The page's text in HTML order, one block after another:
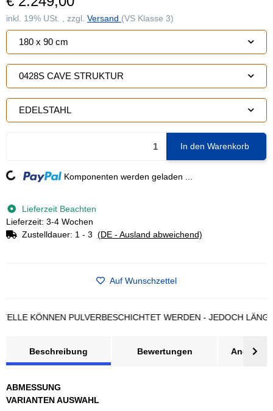
inkl. 19% USt. , zzgl. Versand (VS Klasse 3)
180 x 90 cm
0428S CAVE STRUKTUR
EDELSTAHL
In den Warenkorb
Loading... Komponenten werden geladen ...
Lieferzeit Beachten
Lieferzeit: 3-4 Wochen
Zustelldauer: 1 - 3 (DE - Ausland abweichend)
Auf Wunschzettel
KÖNNEN PULVERBESCHICHTET WERDEN - JEDOCH LÄNGERE
Beschreibung Bewertungen Angebot
ABMESSUNG
VARIANTEN AUSWAHL